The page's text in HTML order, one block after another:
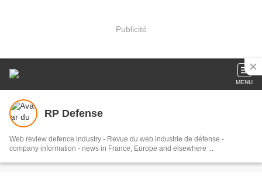
Publicité
MENU
RP Defense
Web review defence industry - Revue du web industrie de défense -
company information - news in France, Europe and elsewhere ...